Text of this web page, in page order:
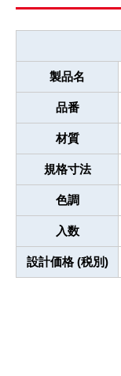
製品名
品番
材質
規格寸法
色調
入数
設計価格 (税別)